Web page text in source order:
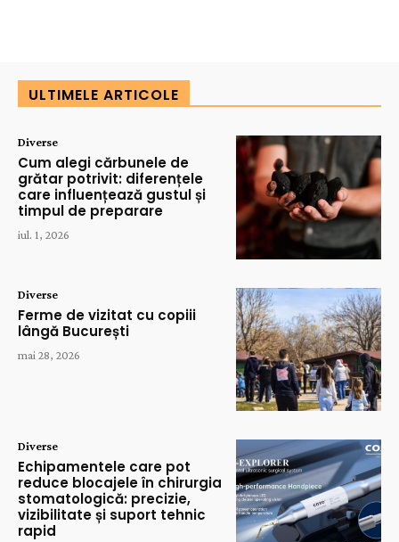
ULTIMELE ARTICOLE
Diverse
Cum alegi cărbunele de
grătar potrivit: diferențele
care influențează gustul și
timpul de preparare
iul. 1, 2026
Diverse
Ferme de vizitat cu copiii
lângă București
mai 28, 2026
Diverse
Echipamentele care pot
reduce blocajele în chirurgia
stomatologică: precizie,
vizibilitate și suport tehnic
rapid